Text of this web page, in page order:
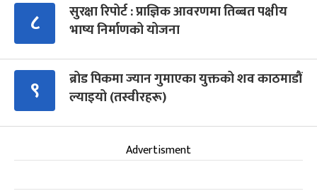
८
सुरक्षा रिपोर्ट : प्राज्ञिक आवरणमा तिब्बत पक्षीय
भाष्य निर्माणको योजना
९
ब्रोड पिकमा ज्यान गुमाएका युक्तको शव काठमाडौं
ल्याइयो (तस्वीरहरू)
Advertisment